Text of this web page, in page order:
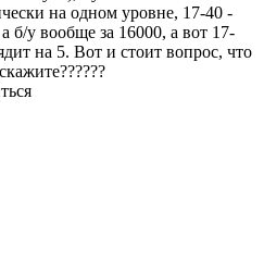
на одном уровне, 17-40 -
б/у вообще за 16000, а вот 17-
на 5. Вот и стоит вопрос, что